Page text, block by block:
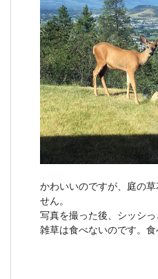
かわいいのですが、庭の
せん。
写真を撮った後、シッシっ
雑草は食べないのです。食